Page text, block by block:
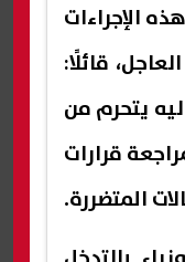
الإجراءات
قائلًا:
يتحرم من
قرارات
المتضررة.